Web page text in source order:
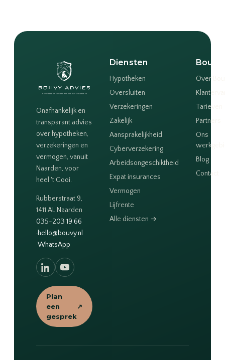
Onafhankelijk en
transparant advies
over hypotheken,
verzekeringen en
vermogen, vanuit
Naarden, voor
heel 't Gooi.
Rubberstraat 9,
1411 AL Naarden
035-203 19 66
·hello@bouvy.nl
·WhatsApp
Plan
een
gesprek
↗
Diensten
Hypotheken
Oversluiten
Verzekeringen
Zakelijk
Aansprakelijkheid
Cyberverzekering
Arbeidsongeschiktheid
Expat insurances
Vermogen
Lijfrente
Alle diensten →
Bouvy
Over
Tarieven
Partners
Ons
Blog
Contact